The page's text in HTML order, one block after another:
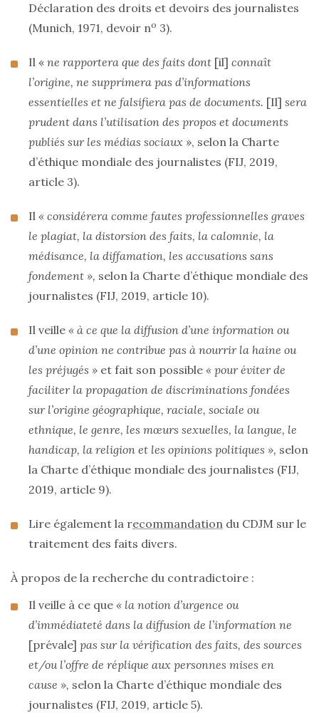
Déclaration des droits et devoirs des journalistes
(Munich, 1971, devoir no 3).
Il « ne rapportera que des faits dont [il] connaît
l’origine, ne supprimera pas d’informations
essentielles et ne falsifiera pas de documents. [Il] sera
prudent dans l’utilisation des propos et documents
publiés sur les médias sociaux », selon la Charte
d’éthique mondiale des journalistes (FIJ, 2019,
article 3).
Il « considérera comme fautes professionnelles graves
le plagiat, la distorsion des faits, la calomnie, la
médisance, la diffamation, les accusations sans
fondement », selon la Charte d’éthique mondiale des
journalistes (FIJ, 2019, article 10).
Il veille « à ce que la diffusion d’une information ou
d’une opinion ne contribue pas à nourrir la haine ou
les préjugés » et fait son possible « pour éviter de
faciliter la propagation de discriminations fondées
sur l’origine géographique, raciale, sociale ou
ethnique, le genre, les mœurs sexuelles, la langue, le
handicap, la religion et les opinions politiques », selon
la Charte d’éthique mondiale des journalistes (FIJ,
2019, article 9).
Lire également la recommandation du CDJM sur le
traitement des faits divers.
À propos de la recherche du contradictoire :
Il veille à ce que « la notion d’urgence ou
d’immédiateté dans la diffusion de l’information ne
[prévale] pas sur la vérification des faits, des sources
et/ou l’offre de réplique aux personnes mises en
cause », selon la Charte d’éthique mondiale des
journalistes (FIJ, 2019, article 5).